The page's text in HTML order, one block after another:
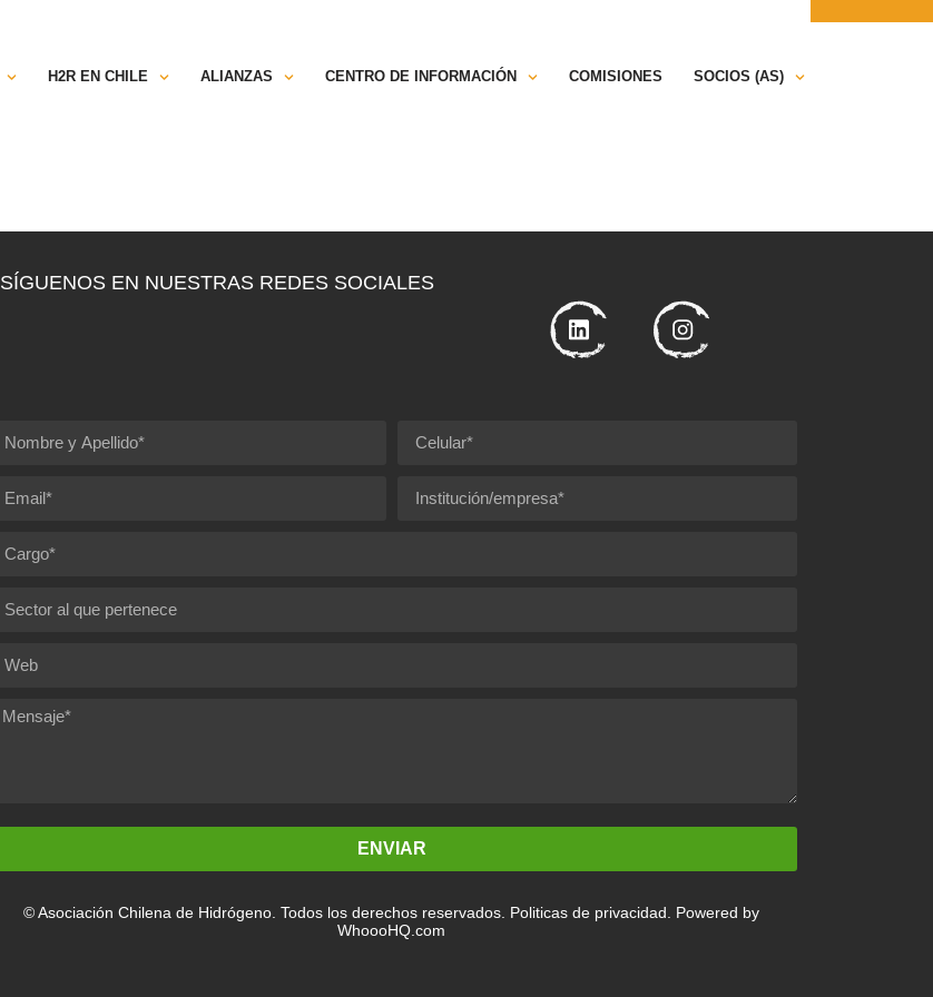
H2R EN CHILE ALIANZAS CENTRO DE INFORMACIÓN COMISIONES SOCIOS (AS)
SÍGUENOS EN NUESTRAS REDES SOCIALES
ENVIAR
© Asociación Chilena de Hidrógeno. Todos los derechos reservados. Politicas de privacidad. Powered by
WhoooHQ.com